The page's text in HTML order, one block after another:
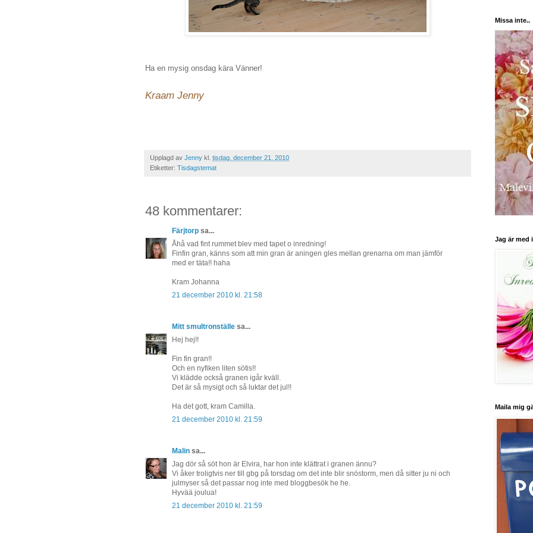
Ha en mysig onsdag kära Vänner!
Kraam Jenny
Upplagd av Jenny kl. tisdag, december 21, 2010
Etiketter: Tisdagstemat
48 kommentarer:
Färjtorp sa...
Åhå vad fint rummet blev med tapet o inredning!
Finfin gran, känns som att min gran är aningen gles mellan grenarna om man jämför
med er täta!! haha
Kram Johanna
21 december 2010 kl. 21:58
Mitt smultronställe sa...
Hej hej!!
Fin fin gran!!
Och en nyfiken liten sötis!!
Vi klädde också granen igår kväll.
Det är så mysigt och så luktar det jul!!
Ha det gott, kram Camilla.
21 december 2010 kl. 21:59
Malin sa...
Jag dör så söt hon är Elvira, har hon inte klättrat i granen ännu?
Vi åker troligtvis ner till gbg på torsdag om det inte blir snöstorm, men då sitter ju ni och
julmyser så det passar nog inte med bloggbesök he he.
Hyvää joulua!
21 december 2010 kl. 21:59
Missa inte..
Jag är med
Maila mig